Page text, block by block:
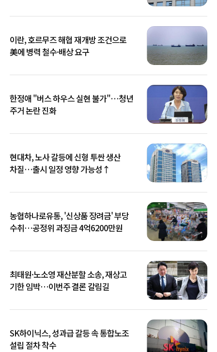
이란, 호르무즈 해협 재개방 조건으로
美에 병력 철수·배상 요구
한정애 "버스 하우스 실현 불가"…청년
주거 논란 진화
현대차, 노사 갈등에 신형 투싼 생산
차질…출시 일정 영향 가능성↑
농협하나로유통, '신상품 장려금' 부당
수취…공정위 과징금 4억6200만원
최태원·노소영 재산분할 소송, 재상고
기한 임박…이번주 결론 갈림길
SK하이닉스, 성과급 갈등 속 통합노조
설립 절차 착수